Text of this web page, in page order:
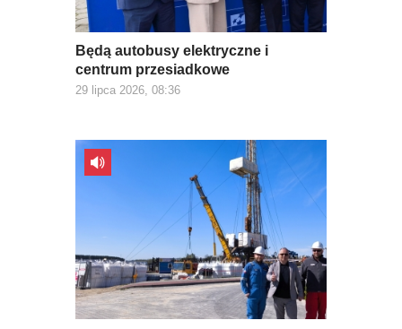
Będą autobusy elektryczne i
centrum przesiadkowe
29 lipca 2026, 08:36